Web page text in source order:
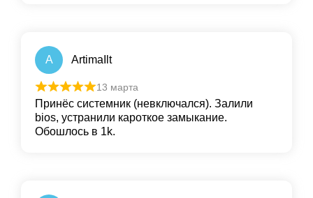
A ArtimaIlt
13 марта
Принёс системник (невключался). Залили
bios, устранили кароткое замыкание.
Обошлось в 1k.